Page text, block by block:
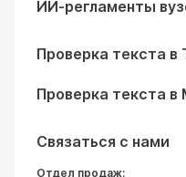
ИИ-регламенты
Проверка текста в
Проверка текста в
Связаться с нами
Отдел продаж: